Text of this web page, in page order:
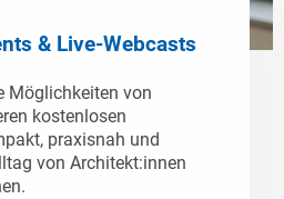
& Live-Webcasts
Möglichkeiten von
kostenlosen
praxisnah und
von Architekt:innen